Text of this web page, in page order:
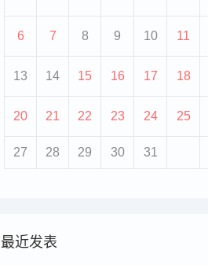
6 7 8 9 10 11
13 14 15 16 17 18
20 21 22 23 24 25
27 28 29 30 31
最近发表